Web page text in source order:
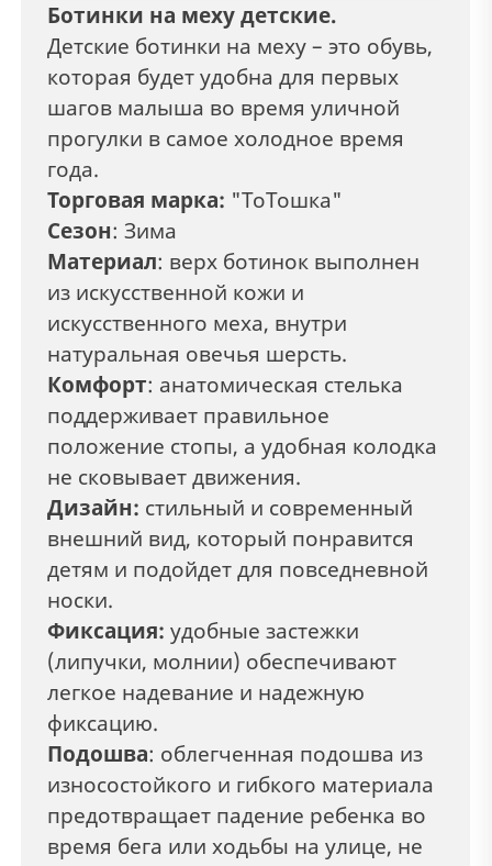
Ботинки на меху детские.
Детские ботинки на меху – это обувь,
которая будет удобна для первых
шагов малыша во время уличной
прогулки в самое холодное время
года.
Торговая марка: "ТоТошка"
Сезон: Зима
Материал: верх ботинок выполнен
из искусственной кожи и
искусственного меха, внутри
натуральная овечья шерсть.
Комфорт: анатомическая стелька
поддерживает правильное
положение стопы, а удобная колодка
не сковывает движения.
Дизайн: стильный и современный
внешний вид, который понравится
детям и подойдет для повседневной
носки.
Фиксация: удобные застежки
(липучки, молнии) обеспечивают
легкое надевание и надежную
фиксацию.
Подошва: облегченная подошва из
износостойкого и гибкого материала
предотвращает падение ребенка во
время бега или ходьбы на улице, не